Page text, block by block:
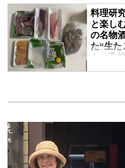
に旅をす
林まさみ
して以前
県明石市
の食材を
や鮮魚
りものな
料理研
と楽し
の名物
た“生た
も - 天
「旅先で
購入した
送し、帰